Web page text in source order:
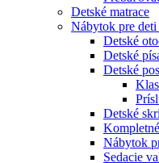
Detské matrace
Nábytok pre deti
Detské
Detské
Detské
Detské
Nábytok
Sedacie